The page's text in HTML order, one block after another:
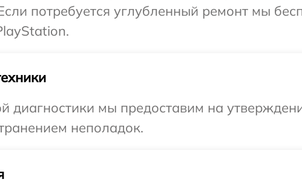
потребуется углубленный ремонт мы
диагностики мы предоставим на
неполадок.